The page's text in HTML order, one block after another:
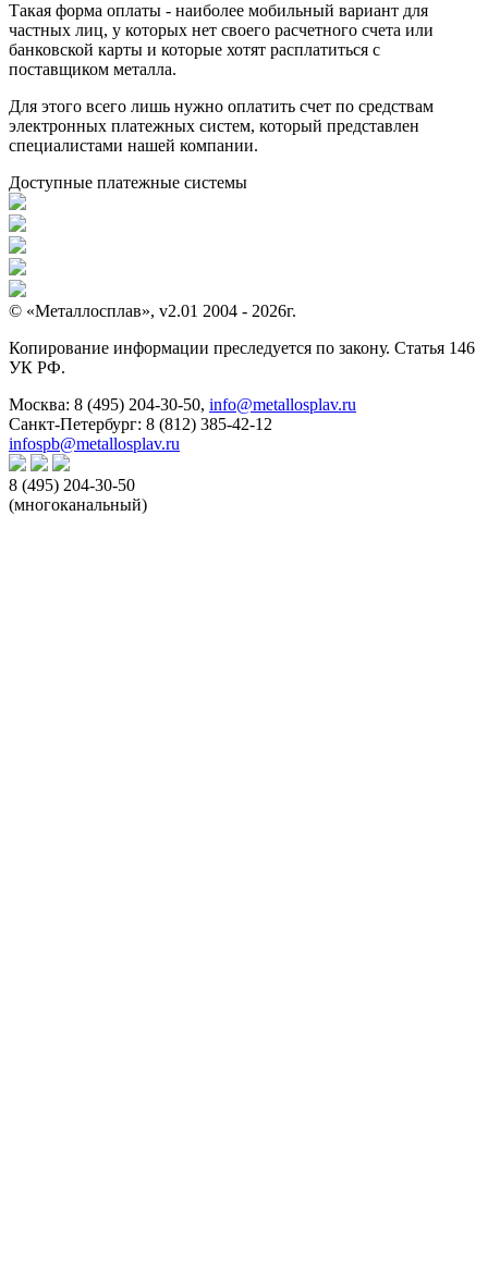
Такая форма оплаты - наиболее мобильный вариант для
частных лиц, у которых нет своего расчетного счета или
банковской карты и которые хотят расплатиться с
поставщиком металла.
Для этого всего лишь нужно оплатить счет по средствам
электронных платежных систем, который представлен
специалистами нашей компании.
Доступные платежные системы
© «Металлосплав», v2.01 2004 - 2026г.
Копирование информации преследуется по закону. Статья 146
УК РФ.
Москва: 8 (495) 204-30-50, info@metallosplav.ru
Санкт-Петербург: 8 (812) 385-42-12
infospb@metallosplav.ru
8 (495) 204-30-50
(многоканальный)